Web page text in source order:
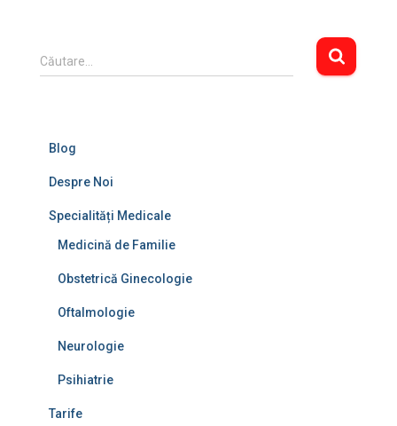
C
a
Căutare…
Blog
Despre Noi
Specialități Medicale
Medicină de Familie
Obstetrică Ginecologie
Oftalmologie
Neurologie
Psihiatrie
Tarife